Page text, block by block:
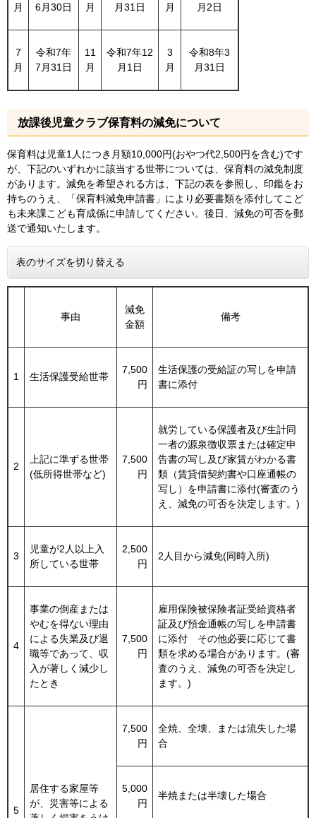
月
6月30日
月
月31日
月
月2日
7
月
令和7年
7月31日
11
月
令和7年12
月1日
3
月
令和8年3
月31日
放課後児童クラブ保育料の減免について
保育料は児童1人につき月額10,000円(おやつ代2,500円を含む)です
が、下記のいずれかに該当する世帯については、保育料の減免制度
があります。減免を希望される方は、下記の表を参照し、印鑑をお
持ちのうえ、「保育料減免申請書」により必要書類を添付してこど
も未来課こども育成係に申請してください。後日、減免の可否を郵
送で通知いたします。
表のサイズを切り替える
事由
減免
金額
備考
1 生活保護受給世帯
7,500
円
生活保護の受給証の写しを申請
書に添付
2
上記に準ずる世帯
(低所得世帯など)
7,500
円
就労している保護者及び生計同
一者の源泉徴収票または確定申
告書の写し及び家賃がわかる書
類（賃貸借契約書や口座通帳の
写し）を申請書に添付(審査のう
え、減免の可否を決定します。)
3
児童が2人以上入
所している世帯
2,500
円
2人目から減免(同時入所)
4
事業の倒産または
やむを得ない理由
による失業及び退
職等であって、収
入が著しく減少し
たとき
7,500
円
雇用保険被保険者証受給資格者
証及び預金通帳の写しを申請書
に添付 その他必要に応じて書
類を求める場合があります。(審
査のうえ、減免の可否を決定し
ます。)
5
居住する家屋等
が、災害等による
7,500
円
全焼、全壊、または流失した場
合
5,000
円
半焼または半壊した場合